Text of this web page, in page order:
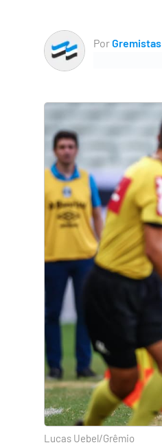
PorGremistas
Lucas Uebel/Grêmio